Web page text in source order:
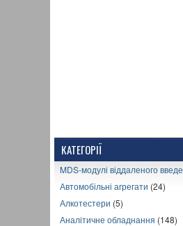
КАТЕГОРІЇ
MDS-модулі віддаленого
Автомобільні агрегати (24)
Алкотестери (5)
Аналітичне обладнання (148)